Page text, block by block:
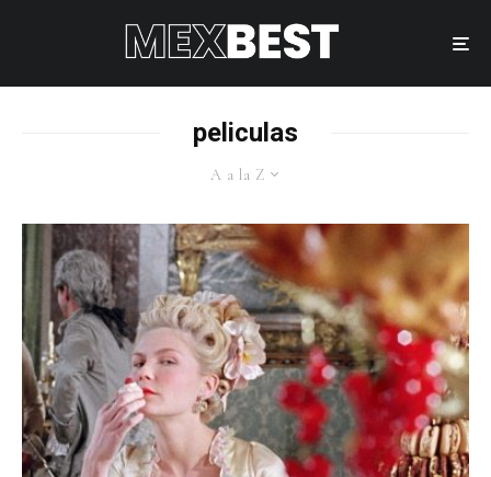
peliculas
A a la Z